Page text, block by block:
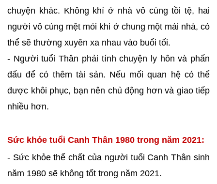
chuyện khác. Không khí ở nhà vô cùng tồi tệ, hai
người vô cùng mệt mỏi khi ở chung một mái nhà, có
thể sẽ thường xuyên xa nhau vào buổi tối.
- Người tuổi Thân phải tính chuyện ly hôn và phấn
đấu để có thêm tài sản. Nếu mối quan hệ có thể
được khôi phục, bạn nên chủ động hơn và giao tiếp
nhiều hơn.
Sức khỏe tuổi Canh Thân 1980 trong năm 2021:
- Sức khỏe thể chất của người tuổi Canh Thân sinh
năm 1980 sẽ không tốt trong năm 2021.